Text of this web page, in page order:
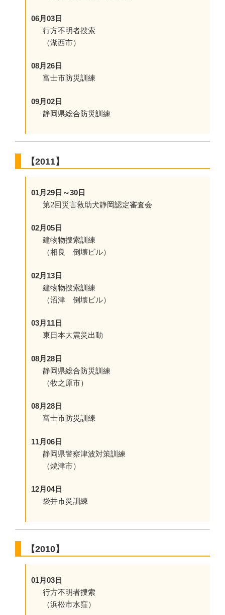
06月03日
行方不明者捜索
（湖西市）
08月26日
富士市防災訓練
09月02日
静岡県総合防災訓練
【2011】
01月29日～30日
第2回災害救助犬静岡認定審査会
02月05日
建物物捜索訓練
（相良 倒壊ビル）
02月13日
建物物捜索訓練
（沼津 倒壊ビル）
03月11日
東日本大震災出動
08月28日
静岡県総合防災訓練
（牧之原市）
08月28日
富士市防災訓練
11月06日
静岡県警察津波対策訓練
（焼津市）
12月04日
袋井市災訓練
【2010】
01月03日
行方不明者捜索
（浜松市水窪）